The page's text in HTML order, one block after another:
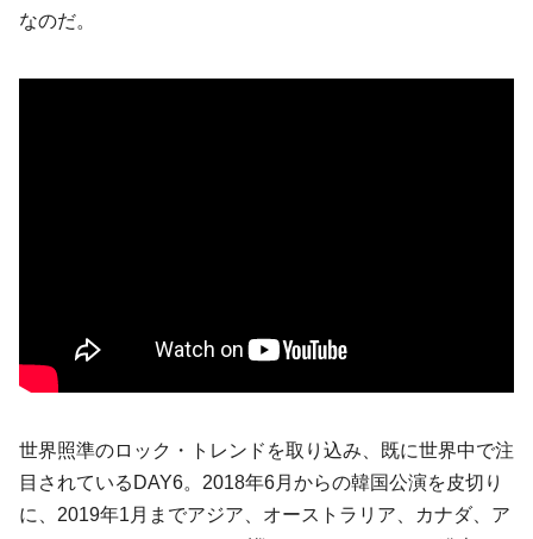
なのだ。
世界照準のロック・トレンドを取り込み、既に世界中で注
目されているDAY6。2018年6月からの韓国公演を皮切り
に、2019年1月までアジア、オーストラリア、カナダ、ア